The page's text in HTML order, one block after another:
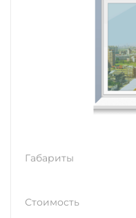
Габариты
Стоимость